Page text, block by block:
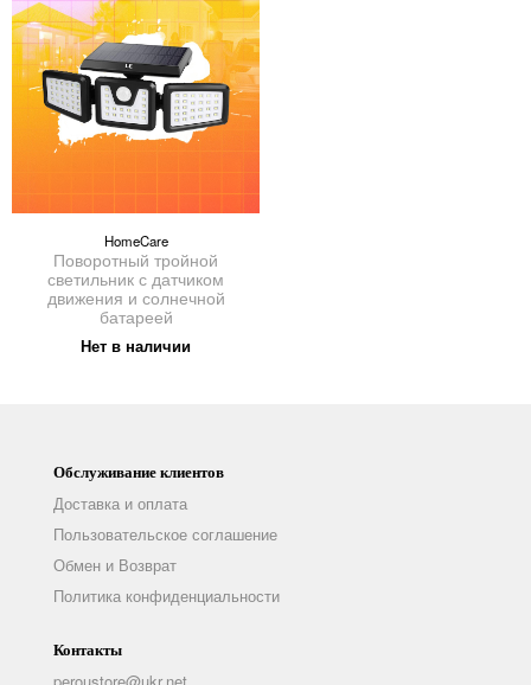
HomeCare
Поворотный тройной
светильник с датчиком
движения и солнечной
батареей
Нет в наличии
Обслуживание клиентов
Доставка и оплата
Пользовательское соглашение
Обмен и Возврат
Политика конфиденциальности
Контакты